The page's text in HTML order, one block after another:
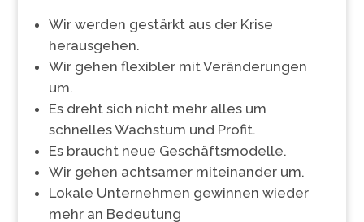
Wir werden gestärkt aus der Krise
herausgehen.
Wir gehen flexibler mit Veränderungen
um.
Es dreht sich nicht mehr alles um
schnelles Wachstum und Profit.
Es braucht neue Geschäftsmodelle.
Wir gehen achtsamer miteinander um.
Lokale Unternehmen gewinnen wieder
mehr an Bedeutung